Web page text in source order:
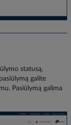
statusą,
galite
Pasiūlymą galima